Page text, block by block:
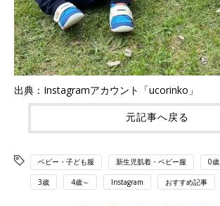
出典：Instagramアカウント「ucorinko」
元記事へ戻る
ベビー・子ども服 新生児肌着・ベビー服 0歳
3歳 4歳～ Instagram おすすめ記事